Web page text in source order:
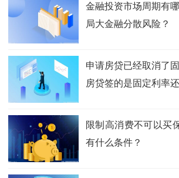
金融投资市场周期有
局大金融分散风险？
申请房贷已经取消了
房贷签的是固定利率
限制高消费不可以买
有什么条件？